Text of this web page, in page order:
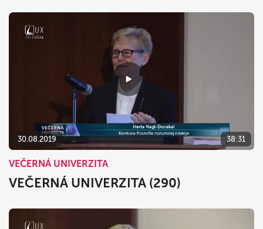
30.08.2019 38:31
VEČERNÁ UNIVERZITA
VEČERNÁ UNIVERZITA (290)